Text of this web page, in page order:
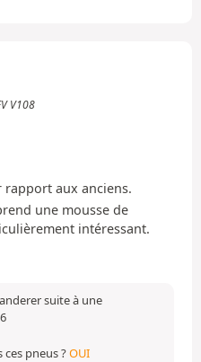
V108
rapport aux anciens.
une mousse de
intéressant.
suite à une
ces pneus ?OUI